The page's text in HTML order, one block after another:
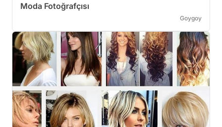
Moda Fotoğrafçısı
Goygoy